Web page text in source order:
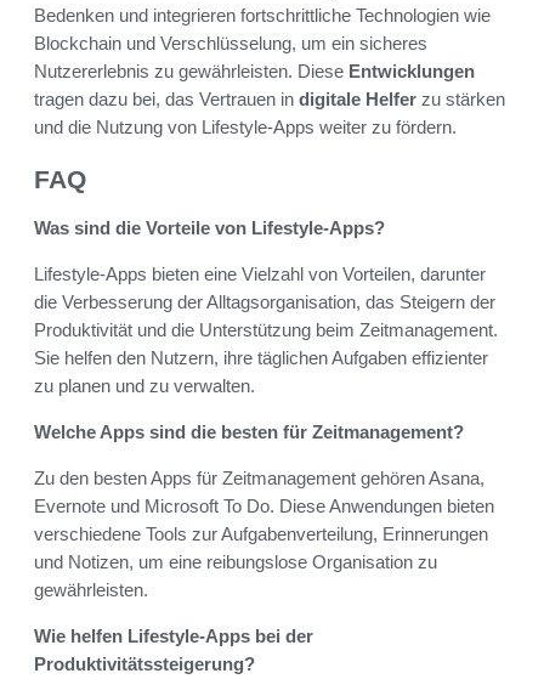
Bedenken und integrieren fortschrittliche Technologien wie
Blockchain und Verschlüsselung, um ein sicheres
Nutzererlebnis zu gewährleisten. Diese Entwicklungen
tragen dazu bei, das Vertrauen in digitale Helfer zu stärken
und die Nutzung von Lifestyle-Apps weiter zu fördern.
FAQ
Was sind die Vorteile von Lifestyle-Apps?
Lifestyle-Apps bieten eine Vielzahl von Vorteilen, darunter
die Verbesserung der Alltagsorganisation, das Steigern der
Produktivität und die Unterstützung beim Zeitmanagement.
Sie helfen den Nutzern, ihre täglichen Aufgaben effizienter
zu planen und zu verwalten.
Welche Apps sind die besten für Zeitmanagement?
Zu den besten Apps für Zeitmanagement gehören Asana,
Evernote und Microsoft To Do. Diese Anwendungen bieten
verschiedene Tools zur Aufgabenverteilung, Erinnerungen
und Notizen, um eine reibungslose Organisation zu
gewährleisten.
Wie helfen Lifestyle-Apps bei der
Produktivitätssteigerung?